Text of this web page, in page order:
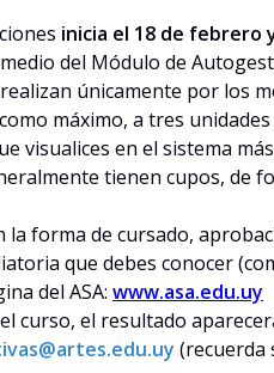
inicia el 18 de febrero
del Módulo de
únicamente por los
máximo, a tres
visualices en el sistema
tienen cupos, de
la forma de cursado,
que debes conocer
del ASA: www.asa.edu.uy
curso, el resultado
(recuerda